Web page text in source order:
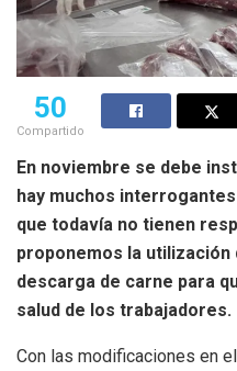
50
Compartido
En noviembre se debe
hay muchos
que todavía no tienen
proponemos la utilización
descarga de carne para
salud de los trabajadores.
Con las modificaciones en